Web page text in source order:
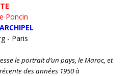
Poncin
- Paris
le portrait d’un pays, le Maroc, et
des années 1950 à